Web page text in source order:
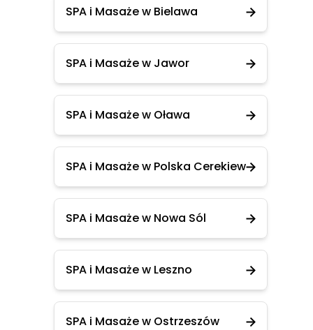
SPA i Masaże w Bielawa
SPA i Masaże w Jawor
SPA i Masaże w Oława
SPA i Masaże w Polska Cerekiew
SPA i Masaże w Nowa Sól
SPA i Masaże w Leszno
SPA i Masaże w Ostrzeszów